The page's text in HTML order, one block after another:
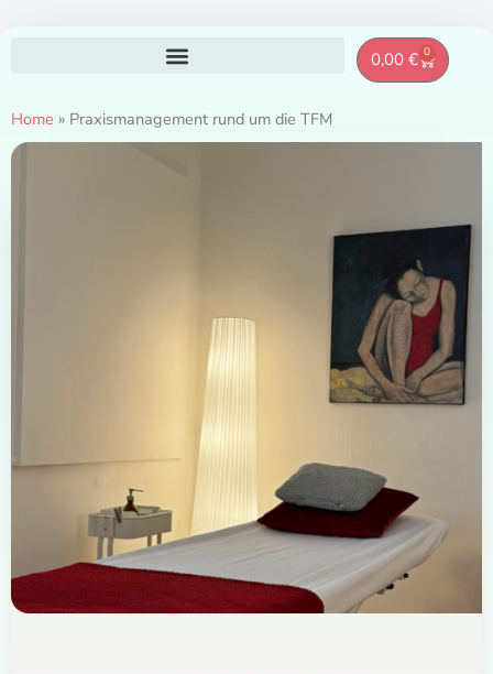
0,00 € 0
Home » Praxismanagement rund um die TFM